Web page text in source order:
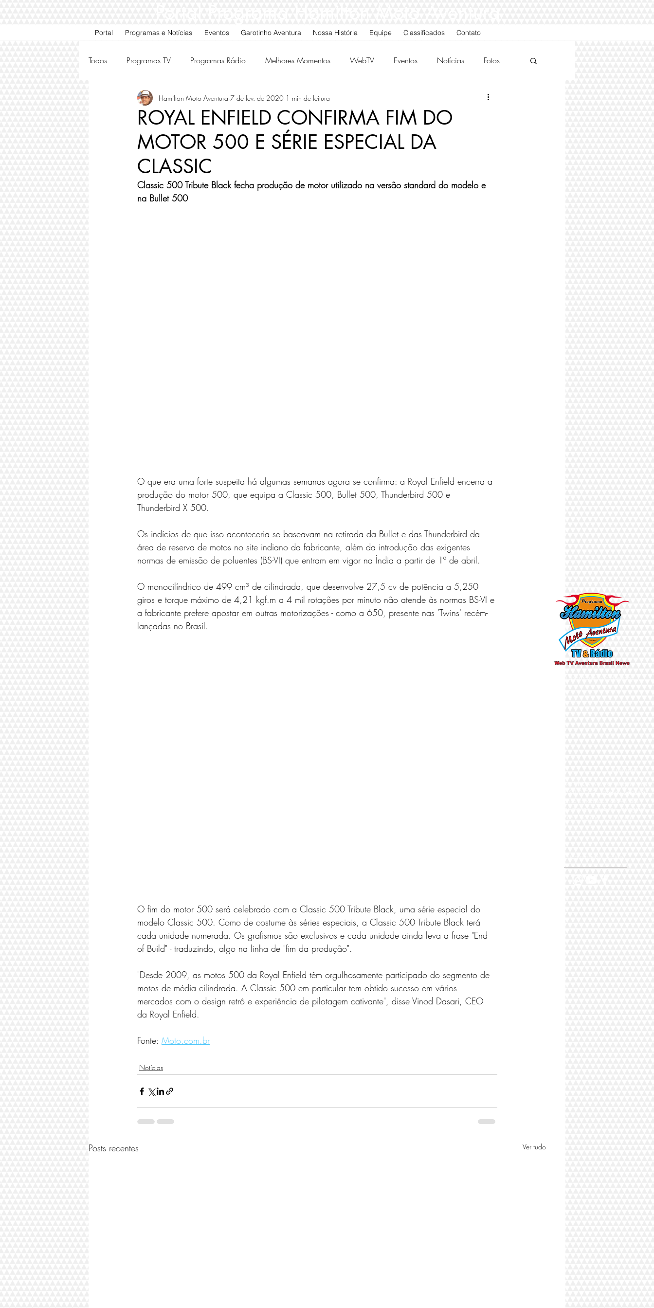
Portal Programas e Notícias Eventos Garotinho Aventura Nossa História Equipe Classificados Contato
Todos Programas TV Programas Rádio Melhores Momentos WebTV Eventos Notícias Fotos
Motos e Carros Antigos Amigos da Quarta Classificados
ROYAL ENFIELD CONFIRMA FIM DO
MOTOR 500 E SÉRIE ESPECIAL DA
CLASSIC
Hamilton Moto Aventura 7 de fev. de 2020 1 min de leitura
Classic 500 Tribute Black fecha produção de motor utilizado na versão standard do modelo e
na Bullet 500
O que era uma forte suspeita há algumas semanas agora se confirma: a Royal Enfield encerra a
produção do motor 500, que equipa a Classic 500, Bullet 500, Thunderbird 500 e
Thunderbird X 500.
Os indícios de que isso aconteceria se baseavam na retirada da Bullet e das Thunderbird da
área de reserva de motos no site indiano da fabricante, além da introdução das exigentes
normas de emissão de poluentes (BS-VI) que entram em vigor na Índia a partir de 1º de abril.
O monocilíndrico de 499 cm³ de cilindrada, que desenvolve 27,5 cv de potência a 5,250
giros e torque máximo de 4,21 kgf.m a 4 mil rotações por minuto não atende às normas BS-VI e
a fabricante prefere apostar em outras motorizações - como a 650, presente nas 'Twins' recém-
lançadas no Brasil.
O fim do motor 500 será celebrado com a Classic 500 Tribute Black, uma série especial do
modelo Classic 500. Como de costume às séries especiais, a Classic 500 Tribute Black terá
cada unidade numerada. Os grafismos são exclusivos e cada unidade ainda leva a frase "End
of Build" - traduzindo, algo na linha de "fim da produção".
"Desde 2009, as motos 500 da Royal Enfield têm orgulhosamente participado do segmento de
motos de média cilindrada. A Classic 500 em particular tem obtido sucesso em vários
mercados com o design retrô e experiência de pilotagem cativante", disse Vinod Dasari, CEO
da Royal Enfield.
Fonte: Moto.com.br
Notícias
Posts recentes Ver tudo